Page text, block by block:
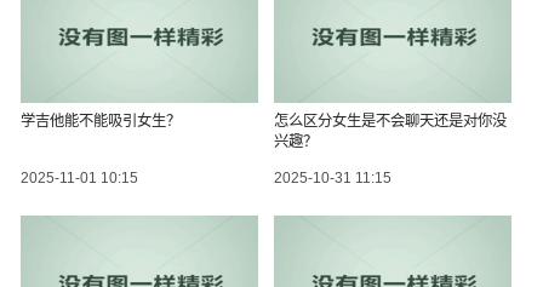
学吉他能不能吸引女生？
2025-11-01 10:15
怎么区分女生是不会聊天还是对你没
兴趣？
2025-10-31 11:15